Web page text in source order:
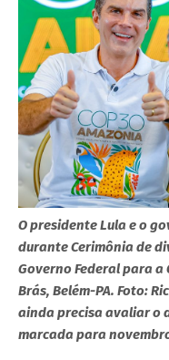
O presidente Lula e o
durante Cerimônia de
Governo Federal para a
Brás, Belém-PA. Foto:
ainda precisa avaliar o
marcada para